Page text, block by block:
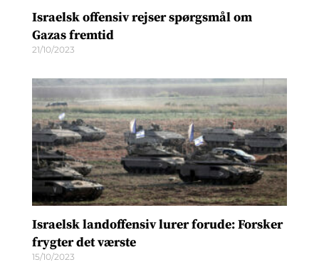
Israelsk offensiv rejser spørgsmål om
Gazas fremtid
21/10/2023
Israelsk landoffensiv lurer forude: Forsker
frygter det værste
15/10/2023